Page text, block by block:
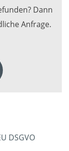
Dann
Anfrage.
DSGVO